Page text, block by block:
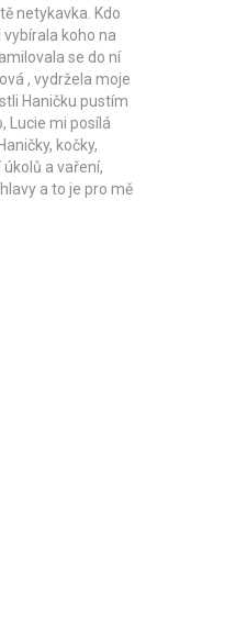
netykavka. Kdo
vybírala koho na
se do ní
, vydržela moje
Haničku pustím
Lucie mi posílá
kočky,
a vaření,
a to je pro mě